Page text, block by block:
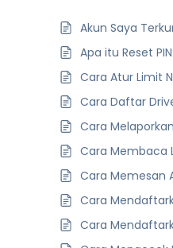
Akun Saya
Apa itu Reset
Cara Atur Limit
Cara Daftar
Cara
Cara Membaca
Cara Memesan
Cara
Cara